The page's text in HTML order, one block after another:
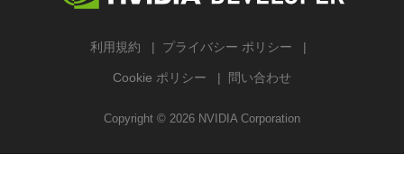
利用規約 プライバシー ポリシー
Cookie ポリシー 問い合わせ
Copyright © 2026 NVIDIA Corporation